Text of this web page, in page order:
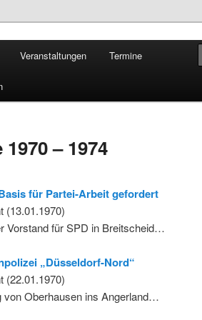
V.
Veranstaltungen Termine
– 1974
für Partei-Arbeit gefordert
(13.01.1970)
Vorstand für SPD in Breitscheid…
„Düsseldorf-Nord“
(22.01.1970)
von Oberhausen ins Angerland…